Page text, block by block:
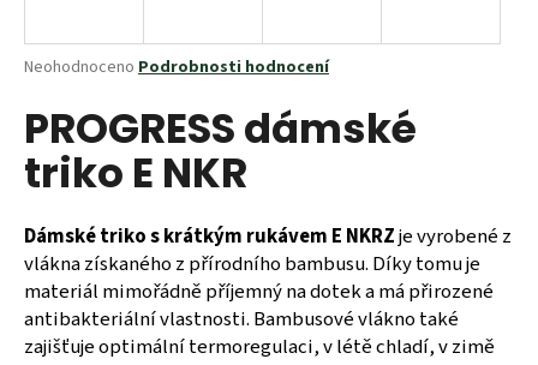
Průměrné
produktu
je
0,0
z
hvězdiček.
Neohodnoceno Podrobnosti hodnocení
PROGRESS dámské
triko E NKR
Dámské triko s krátkým rukávem E NKRZje vyrobené z
vlákna získaného z přírodního bambusu. Díky tomu je
materiál mimořádně příjemný na dotek a má přirozené
antibakteriální vlastnosti. Bambusové vlákno také
zajišťuje optimální termoregulaci, v létě chladí, v zimě
j
t
?
HLEDAT